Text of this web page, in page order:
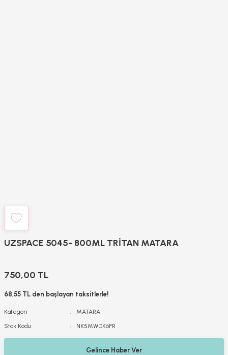
UZSPACE 5045- 800ML TRİTAN MATARA
750,00 TL
68,55 TL den başlayan taksitlerle!
Kategori
MATARA
Stok Kodu
NK5MWDK6FR
Gelince Haber Ver